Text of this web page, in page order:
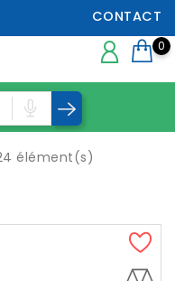
CONTACT
0
élément(s)